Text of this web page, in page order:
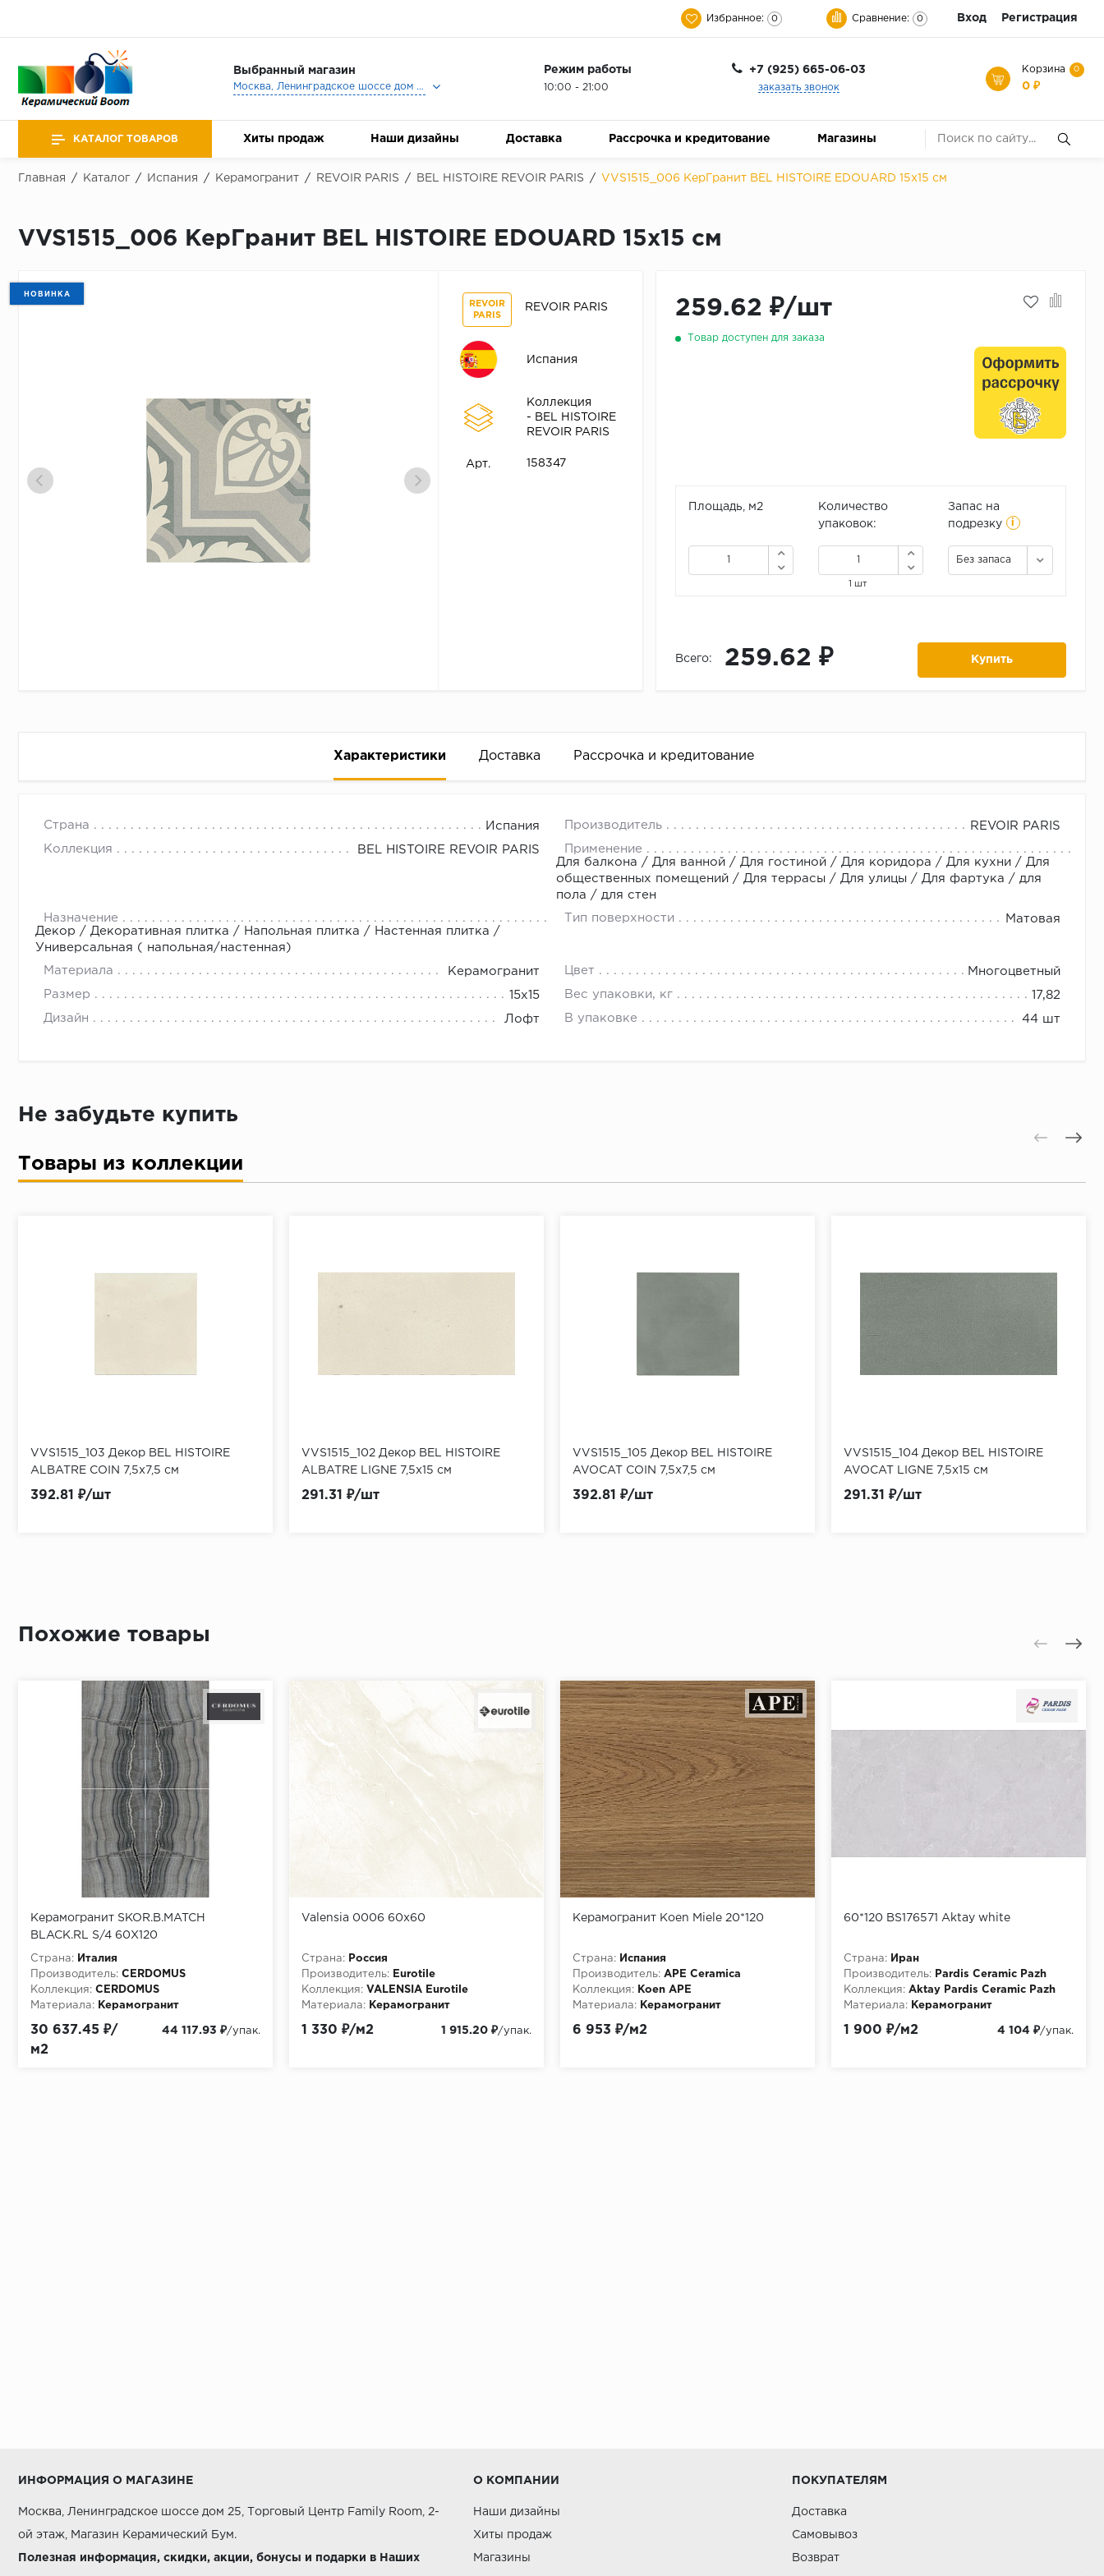
Избранное: 0 Сравнение: 0 Вход Регистрация
Выбранный магазин
Москва, Ленинградское шоссе дом 25, Торговый Центр Family Room, 2-ой этаж, Магазин Керамический Бум.
Режим работы
10:00 - 21:00
+7 (925) 665-06-03
заказать звонок
Корзина 0
0 ₽
КАТАЛОГ ТОВАРОВ Хиты продаж Наши дизайны Доставка Рассрочка и кредитование Магазины
Главная / Каталог / Испания / Керамогранит / REVOIR PARIS / BEL HISTOIRE REVOIR PARIS / VVS1515_006 КерГранит BEL HISTOIRE EDOUARD 15x15 см
VVS1515_006 КерГранит BEL HISTOIRE EDOUARD 15x15 см
НОВИНКА
REVOIR
PARIS
REVOIR PARIS
Испания
Коллекция
- BEL HISTOIRE
REVOIR PARIS
Арт. 158347
259.62 ₽/шт
Товар доступен для заказа
Площадь, м2
Количество
упаковок:
1 шт
Запас на
подрезку
i
Без запаса
Всего: 259.62 ₽ Купить
Характеристики Доставка Рассрочка и кредитование
Страна Испания Производитель REVOIR PARIS
Коллекция BEL HISTOIRE REVOIR PARIS
Применение
Для балкона / Для ванной / Для гостиной / Для коридора / Для кухни / Для
общественных помещений / Для террасы / Для улицы / Для фартука / для
пола / для стен
Назначение
Декор / Декоративная плитка / Напольная плитка / Настенная плитка /
Универсальная ( напольная/настенная)
Тип поверхности Матовая
Материала Керамогранит Цвет Многоцветный
Размер 15x15 Вес упаковки, кг 17,82
Дизайн Лофт В упаковке 44 шт
Рассрочка беспроцентная: вы не платите за пользование деньгами
Высокая вероятность одобрения: до 95%
Подписание договора доступным способом: в магазине, на встрече с представителем или по СМС
Одобрение за 1-2 минуты
Не забудьте купить
Товары из коллекции
VVS1515_103 Декор BEL HISTOIRE
ALBATRE COIN 7,5x7,5 см
392.81 ₽/шт
VVS1515_102 Декор BEL HISTOIRE
ALBATRE LIGNE 7,5x15 см
291.31 ₽/шт
VVS1515_105 Декор BEL HISTOIRE
AVOCAT COIN 7,5x7,5 см
392.81 ₽/шт
VVS1515_104 Декор BEL HISTOIRE
AVOCAT LIGNE 7,5x15 см
291.31 ₽/шт
Похожие товары
Керамогранит SKOR.B.MATCH
BLACK.RL S/4 60X120
Страна:
Италия
Производитель: CERDOMUS
Коллекция: CERDOMUS
Материала:
Керамогранит
30 637.45 ₽/
м2
44 117.93 ₽/упак.
Valensia 0006 60x60
Страна:
Россия
Производитель:
Eurotile
Коллекция: VALENSIA Eurotile
Материала:
Керамогранит
1 330 ₽/м2 1 915.20 ₽/упак.
Керамогранит Koen Miele 20*120
Страна:
Испания
Производитель: APE Ceramica
Коллекция:
Koen APE
Материала:
Керамогранит
6 953 ₽/м2
60*120 BS176571 Aktay white
Страна:
Иран
Производитель:
Pardis Ceramic Pazh
Коллекция: Aktay Pardis Ceramic Pazh
Материала:
Керамогранит
1 900 ₽/м2 4 104 ₽/упак.
ИНФОРМАЦИЯ О МАГАЗИНЕ
Москва, Ленинградское шоссе дом 25, Торговый Центр Family Room, 2-
ой этаж, Магазин Керамический Бум.
Полезная информация, скидки, акции, бонусы и подарки в Наших
О КОМПАНИИ
Наши дизайны
Хиты продаж
Магазины
ПОКУПАТЕЛЯМ
Доставка
Самовывоз
Возврат